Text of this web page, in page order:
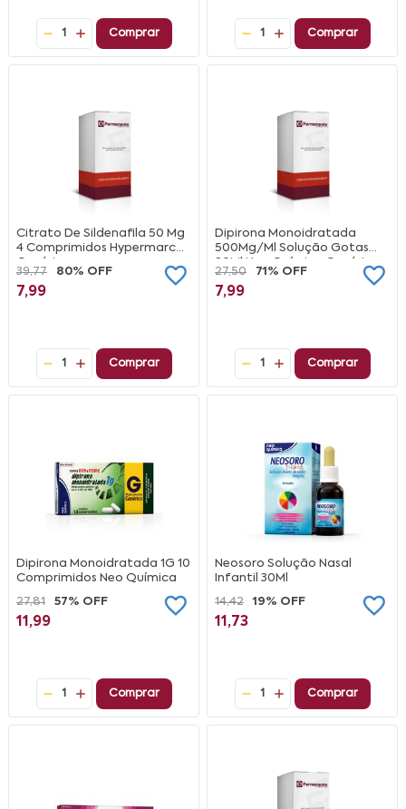
1 Comprar 1 Comprar
Citrato De Sildenafila 50 Mg
4 Comprimidos Hypermarcas
Genérico
39,77 80% OFF
7,99
1 Comprar
Dipirona Monoidratada
500Mg/Ml Solução Gotas
20Ml Neo Química Genérico
27,50 71% OFF
7,99
1 Comprar
Dipirona Monoidratada 1G 10
Comprimidos Neo Química
27,81
57% OFF
11,99
1 Comprar
Neosoro Solução Nasal
Infantil 30Ml
14,42
19% OFF
11,73
1 Comprar